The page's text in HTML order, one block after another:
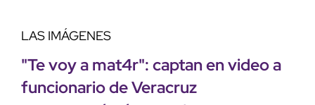
LAS IMÁGENES
"Te voy a mat4r": captan en video a
funcionario de Veracruz